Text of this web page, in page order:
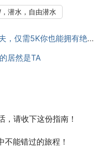
潜水，自由潜水
需5K你也能拥有绝美海景
居然是TA
，请收下这份指南！
能错过的旅程！